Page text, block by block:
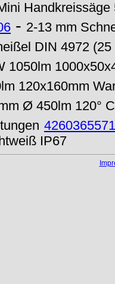
Handkreissäge
- 2-13 mm
DIN 4972
1050lm
120x160mm
Ø 450lm 120°
IP67